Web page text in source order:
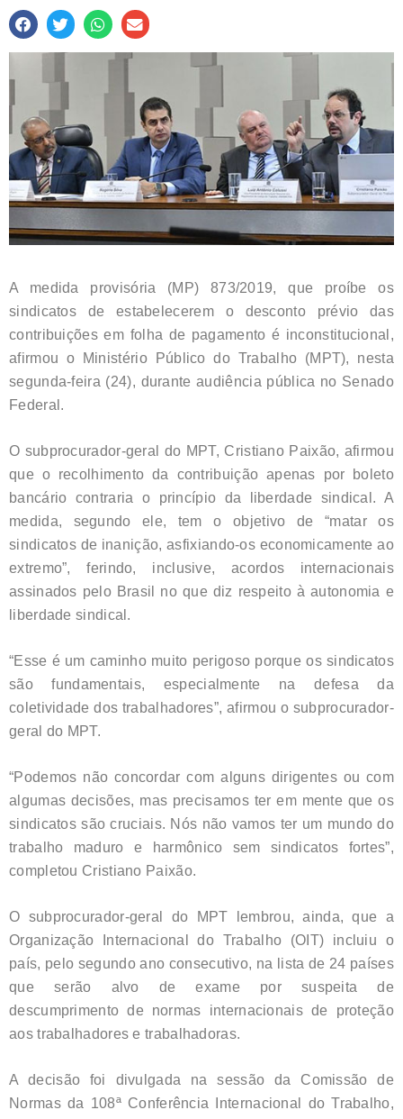
A medida provisória (MP) 873/2019, que proíbe os
sindicatos de estabelecerem o desconto prévio das
contribuições em folha de pagamento é inconstitucional,
afirmou o Ministério Público do Trabalho (MPT), nesta
segunda-feira (24), durante audiência pública no Senado
Federal.
O subprocurador-geral do MPT, Cristiano Paixão, afirmou
que o recolhimento da contribuição apenas por boleto
bancário contraria o princípio da liberdade sindical. A
medida, segundo ele, tem o objetivo de “matar os
sindicatos de inanição, asfixiando-os economicamente ao
extremo”, ferindo, inclusive, acordos internacionais
assinados pelo Brasil no que diz respeito à autonomia e
liberdade sindical.
“Esse é um caminho muito perigoso porque os sindicatos
são fundamentais, especialmente na defesa da
coletividade dos trabalhadores”, afirmou o subprocurador-
geral do MPT.
“Podemos não concordar com alguns dirigentes ou com
algumas decisões, mas precisamos ter em mente que os
sindicatos são cruciais. Nós não vamos ter um mundo do
trabalho maduro e harmônico sem sindicatos fortes”,
completou Cristiano Paixão.
O subprocurador-geral do MPT lembrou, ainda, que a
Organização Internacional do Trabalho (OIT) incluiu o
país, pelo segundo ano consecutivo, na lista de 24 países
que serão alvo de exame por suspeita de
descumprimento de normas internacionais de proteção
aos trabalhadores e trabalhadoras.
A decisão foi divulgada na sessão da Comissão de
Normas da 108ª Conferência Internacional do Trabalho,